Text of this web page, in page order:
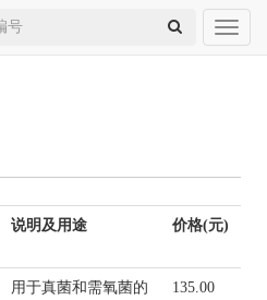
Toggle
说明及用途 价格(元)
用于真菌和需氧菌的
135.00